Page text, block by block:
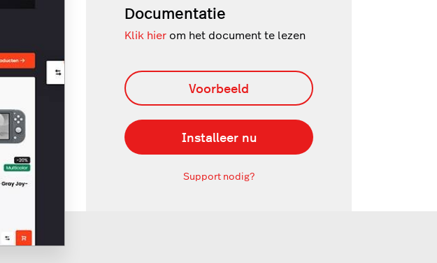
Documentatie
Klik hier om het document te lezen
Voorbeeld
Installeer nu
Support nodig?